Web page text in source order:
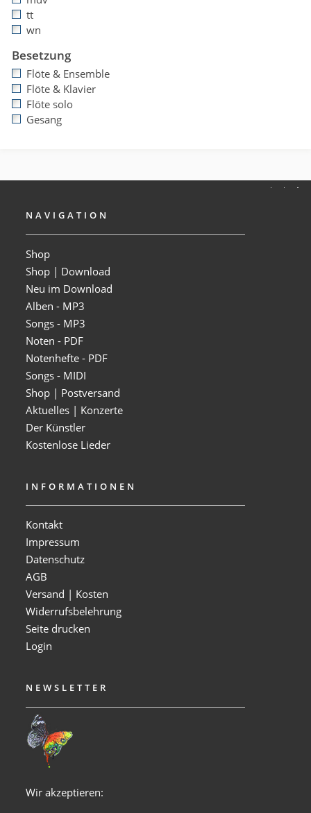
tt
wn
Besetzung
Flöte & Ensemble
Flöte & Klavier
Flöte solo
Gesang
NAVIGATION
Shop
Shop | Download
Neu im Download
Alben - MP3
Songs - MP3
Noten - PDF
Notenhefte - PDF
Songs - MIDI
Shop | Postversand
Aktuelles | Konzerte
Der Künstler
Kostenlose Lieder
INFORMATIONEN
Kontakt
Impressum
Datenschutz
AGB
Versand | Kosten
Widerrufsbelehrung
Seite drucken
Login
NEWSLETTER
Wir akzeptieren: